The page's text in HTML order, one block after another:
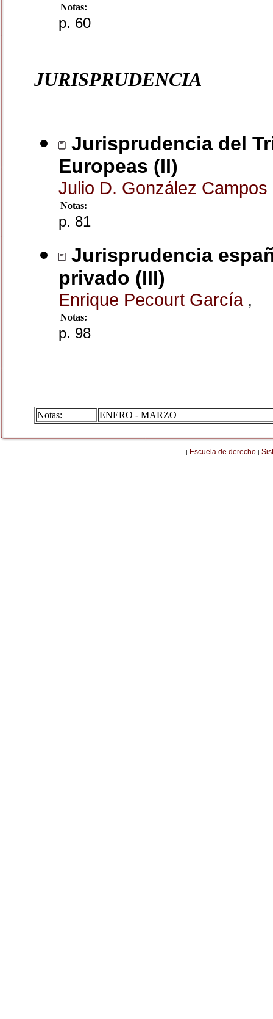
Notas:
p. 60
JURISPRUDENCIA
Jurisprudencia del
Europeas (II)
Julio D. González Campos
Notas:
p. 81
Jurisprudencia
privado (III)
Enrique Pecourt García ,
Notas:
p. 98
Notas: ENERO - MARZO
| Escuela de derecho |